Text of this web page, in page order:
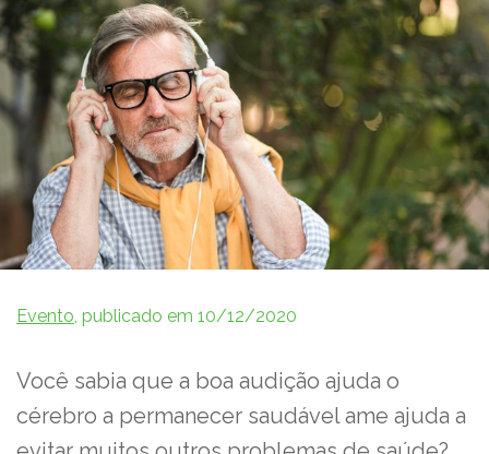
Evento , publicado em 10/12/2020
Você sabia que a boa audição ajuda o
cérebro a permanecer saudável ame ajuda a